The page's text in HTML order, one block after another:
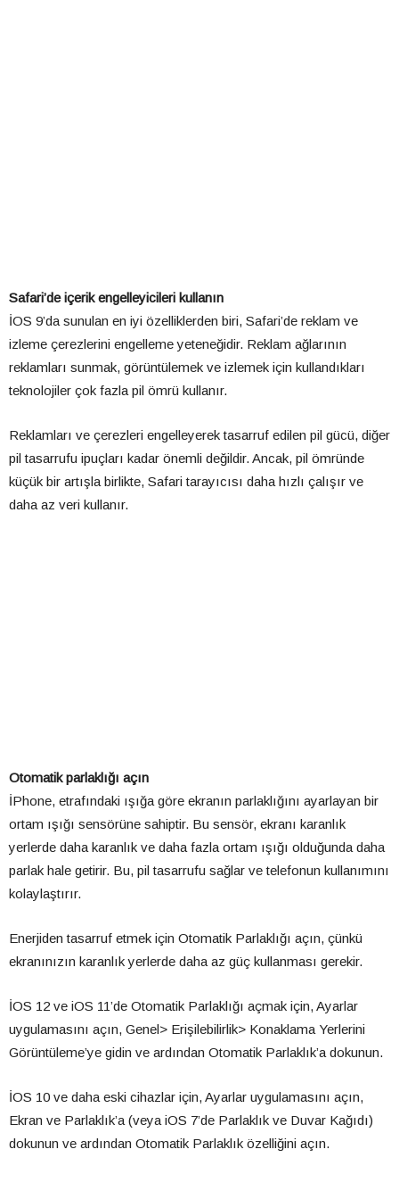
Safari’de içerik engelleyicileri kullanın
İOS 9’da sunulan en iyi özelliklerden biri, Safari’de reklam ve
izleme çerezlerini engelleme yeteneğidir. Reklam ağlarının
reklamları sunmak, görüntülemek ve izlemek için kullandıkları
teknolojiler çok fazla pil ömrü kullanır.
Reklamları ve çerezleri engelleyerek tasarruf edilen pil gücü, diğer
pil tasarrufu ipuçları kadar önemli değildir. Ancak, pil ömründe
küçük bir artışla birlikte, Safari tarayıcısı daha hızlı çalışır ve
daha az veri kullanır.
Otomatik parlaklığı açın
İPhone, etrafındaki ışığa göre ekranın parlaklığını ayarlayan bir
ortam ışığı sensörüne sahiptir. Bu sensör, ekranı karanlık
yerlerde daha karanlık ve daha fazla ortam ışığı olduğunda daha
parlak hale getirir. Bu, pil tasarrufu sağlar ve telefonun kullanımını
kolaylaştırır.
Enerjiden tasarruf etmek için Otomatik Parlaklığı açın, çünkü
ekranınızın karanlık yerlerde daha az güç kullanması gerekir.
İOS 12 ve iOS 11’de Otomatik Parlaklığı açmak için, Ayarlar
uygulamasını açın, Genel> Erişilebilirlik> Konaklama Yerlerini
Görüntüleme’ye gidin ve ardından Otomatik Parlaklık’a dokunun.
İOS 10 ve daha eski cihazlar için, Ayarlar uygulamasını açın,
Ekran ve Parlaklık’a (veya iOS 7’de Parlaklık ve Duvar Kağıdı)
dokunun ve ardından Otomatik Parlaklık özelliğini açın.